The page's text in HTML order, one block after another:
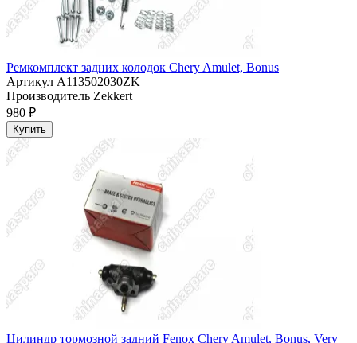
Ремкомплект задних колодок Chery Amulet, Bonus
Артикул A113502030ZK
Производитель Zekkert
980 ₽
Купить
Цилиндр тормозной задний Fenox Chery Amulet, Bonus, Very